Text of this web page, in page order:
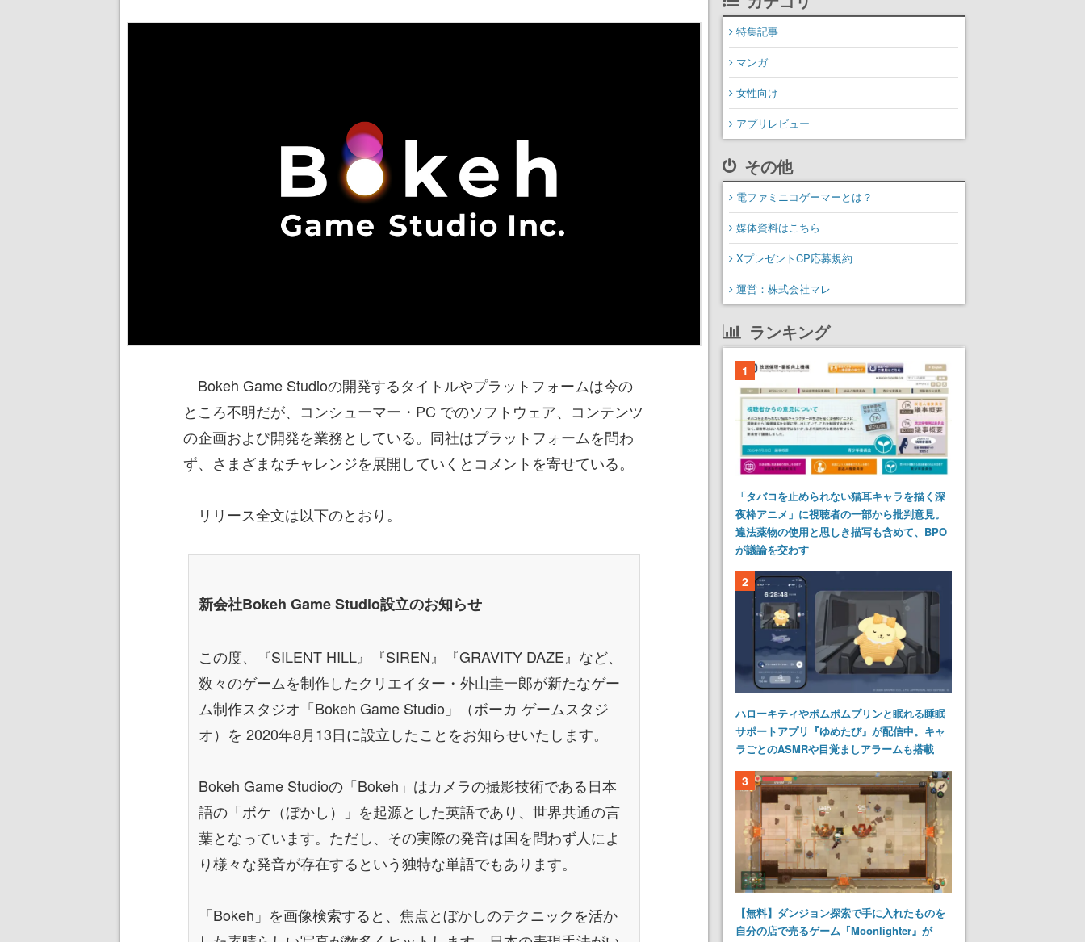
Bokeh Game Studioの開発するタイトルやプラットフォームは今の
ところ不明だが、コンシューマー・PC でのソフトウェア、コンテンツ
の企画および開発を業務としている。同社はプラットフォームを問わ
ず、さまざまなチャレンジを展開していくとコメントを寄せている。
リリース全文は以下のとおり。
新会社Bokeh Game Studio設立のお知らせ
この度、『SILENT HILL』『SIREN』『GRAVITY DAZE』など、
数々のゲームを制作したクリエイター・外山圭一郎が新たなゲー
ム制作スタジオ「Bokeh Game Studio」（ボーカ ゲームスタジ
オ）を 2020年8月13日に設立したことをお知らせいたします。
Bokeh Game Studioの「Bokeh」はカメラの撮影技術である日本
語の「ボケ（ぼかし）」を起源とした英語であり、世界共通の言
葉となっています。ただし、その実際の発音は国を問わず人によ
り様々な発音が存在するという独特な単語でもあります。
「Bokeh」を画像検索すると、焦点とぼかしのテクニックを活か
特集記事
マンガ
女性向け
アプリレビュー
その他
電ファミニコゲーマーとは？
媒体資料はこちら
XプレゼントCP応募規約
運営：株式会社マレ
ランキング
1
「タバコを止められない猫耳キャラを描く深
夜枠アニメ」に視聴者の一部から批判意見。
違法薬物の使用と思しき描写も含めて、BPO
が議論を交わす
2
ハローキティやポムポムプリンと眠れる睡眠
サポートアプリ『ゆめたび』が配信中。キャ
ラごとのASMRや目覚ましアラームも搭載
3
【無料】ダンジョン探索で手に入れたものを
自分の店で売るゲーム『Moonlighter』が